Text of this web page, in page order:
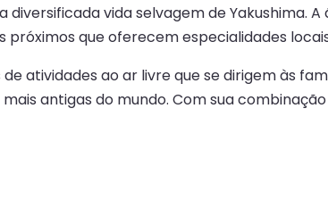
vida selvagem de Yakushima.
próximos que oferecem especialidades
atividades ao ar livre que se dirigem às
antigas do mundo. Com sua